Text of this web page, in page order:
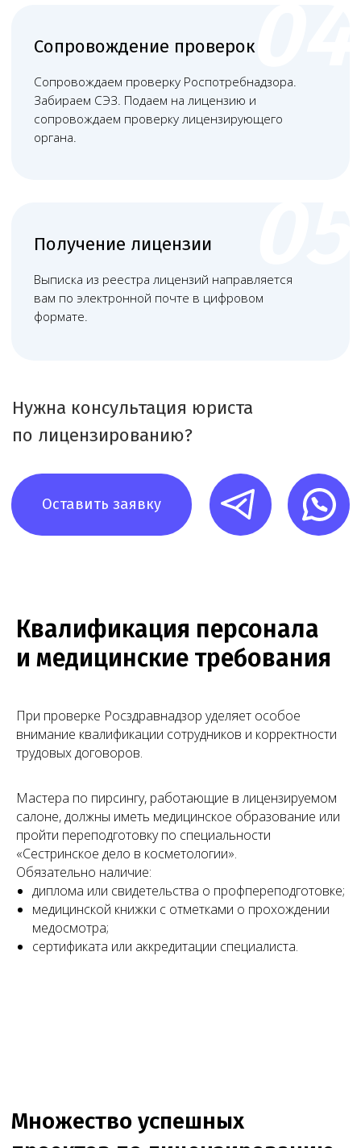
Квалификация персонала
и медицинские требования
При проверке Росздравнадзор уделяет особое
внимание квалификации сотрудников и корректности
трудовых договоров.
Мастера по пирсингу, работающие в лицензируемом
салоне, должны иметь медицинское образование или
пройти переподготовку по специальности
«Сестринское дело в косметологии».
Обязательно наличие:
диплома или свидетельства о профпереподготовке;
медицинской книжки с отметками о прохождении
медосмотра;
сертификата или аккредитации специалиста.
Башкатов
Чимбирева Алина
Андреевна
Младший юрист
Юрист
Помощник юриста